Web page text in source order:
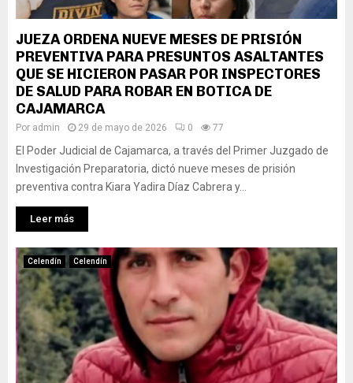
JUEZA ORDENA NUEVE MESES DE PRISIÓN
PREVENTIVA PARA PRESUNTOS ASALTANTES
QUE SE HICIERON PASAR POR INSPECTORES
DE SALUD PARA ROBAR EN BOTICA DE
CAJAMARCA
Por admin 29 de mayo de 2026 0 77
El Poder Judicial de Cajamarca, a través del Primer Juzgado de
Investigación Preparatoria, dictó nueve meses de prisión
preventiva contra Kiara Yadira Díaz Cabrera y...
Leer más
Celendín Celendín